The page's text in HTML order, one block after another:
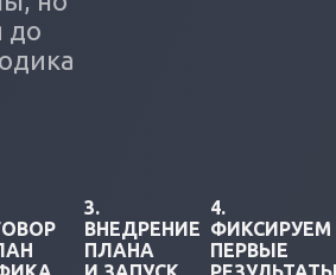
до
3.
ВНЕДРЕНИЕ
ПЛАНА
4.
ФИКСИРУЕМ
ПЕРВЫЕ